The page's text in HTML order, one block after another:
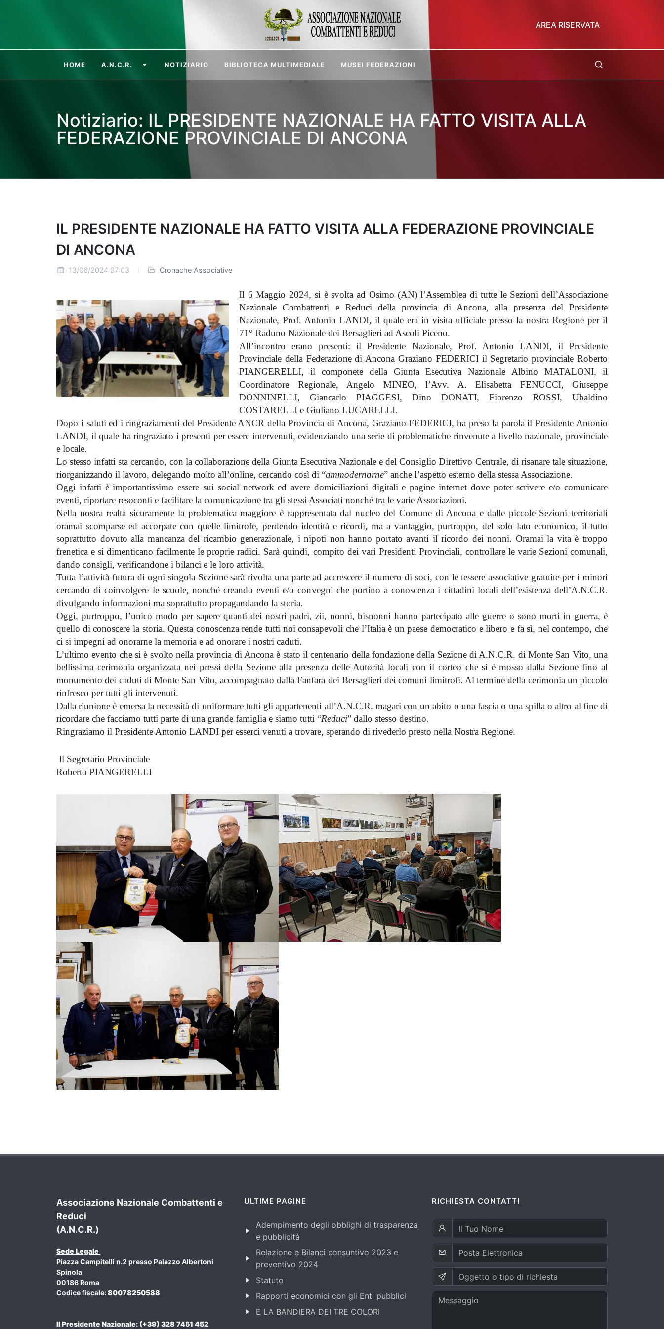
AREA RISERVATA
HOME A.N.C.R. NOTIZIARIO BIBLIOTECA MULTIMEDIALE MUSEI FEDERAZIONI
Notiziario: IL PRESIDENTE NAZIONALE HA FATTO VISITA ALLA
FEDERAZIONE PROVINCIALE DI ANCONA
IL PRESIDENTE NAZIONALE HA FATTO VISITA ALLA FEDERAZIONE PROVINCIALE
DI ANCONA
13/06/2024 07:03 Cronache Associative
Il 6 Maggio 2024, si è svolta ad Osimo (AN) l’Assemblea di tutte le Sezioni dell’Associazione
Nazionale Combattenti e Reduci della provincia di Ancona, alla presenza del Presidente
Nazionale, Prof. Antonio LANDI, il quale era in visita ufficiale presso la nostra Regione per il
71° Raduno Nazionale dei Bersaglieri ad Ascoli Piceno.
All’incontro erano presenti: il Presidente Nazionale, Prof. Antonio LANDI, il Presidente
Provinciale della Federazione di Ancona Graziano FEDERICI il Segretario provinciale Roberto
PIANGERELLI, il componete della Giunta Esecutiva Nazionale Albino MATALONI, il
Coordinatore Regionale, Angelo MINEO, l’Avv. A. Elisabetta FENUCCI, Giuseppe
DONNINELLI, Giancarlo PIAGGESI, Dino DONATI, Fiorenzo ROSSI, Ubaldino
COSTARELLI e Giuliano LUCARELLI.
Dopo i saluti ed i ringraziamenti del Presidente ANCR della Provincia di Ancona, Graziano FEDERICI, ha preso la parola il Presidente Antonio
LANDI, il quale ha ringraziato i presenti per essere intervenuti, evidenziando una serie di problematiche rinvenute a livello nazionale, provinciale
e locale.
Lo stesso infatti sta cercando, con la collaborazione della Giunta Esecutiva Nazionale e del Consiglio Direttivo Centrale, di risanare tale situazione,
riorganizzando il lavoro, delegando molto all’online, cercando così di “ammodernarne” anche l’aspetto esterno della stessa Associazione.
Oggi infatti è importantissimo essere sui social network ed avere domiciliazioni digitali e pagine internet dove poter scrivere e/o comunicare
eventi, riportare resoconti e facilitare la comunicazione tra gli stessi Associati nonché tra le varie Associazioni.
Nella nostra realtà sicuramente la problematica maggiore è rappresentata dal nucleo del Comune di Ancona e dalle piccole Sezioni territoriali
oramai scomparse ed accorpate con quelle limitrofe, perdendo identità e ricordi, ma a vantaggio, purtroppo, del solo lato economico, il tutto
soprattutto dovuto alla mancanza del ricambio generazionale, i nipoti non hanno portato avanti il ricordo dei nonni. Oramai la vita è troppo
frenetica e si dimenticano facilmente le proprie radici. Sarà quindi, compito dei vari Presidenti Provinciali, controllare le varie Sezioni comunali,
dando consigli, verificandone i bilanci e le loro attività.
Tutta l’attività futura di ogni singola Sezione sarà rivolta una parte ad accrescere il numero di soci, con le tessere associative gratuite per i minori
cercando di coinvolgere le scuole, nonché creando eventi e/o convegni che portino a conoscenza i cittadini locali dell’esistenza dell’A.N.C.R.
divulgando informazioni ma soprattutto propagandando la storia.
Oggi, purtroppo, l’unico modo per sapere quanti dei nostri padri, zii, nonni, bisnonni hanno partecipato alle guerre o sono morti in guerra, è
quello di conoscere la storia. Questa conoscenza rende tutti noi consapevoli che l’Italia è un paese democratico e libero e fa sì, nel contempo, che
ci si impegni ad onorarne la memoria e ad onorare i nostri caduti.
L’ultimo evento che si è svolto nella provincia di Ancona è stato il centenario della fondazione della Sezione di A.N.C.R. di Monte San Vito, una
bellissima cerimonia organizzata nei pressi della Sezione alla presenza delle Autorità locali con il corteo che si è mosso dalla Sezione fino al
monumento dei caduti di Monte San Vito, accompagnato dalla Fanfara dei Bersaglieri dei comuni limitrofi. Al termine della cerimonia un piccolo
rinfresco per tutti gli intervenuti.
Dalla riunione è emersa la necessità di uniformare tutti gli appartenenti all’A.N.C.R. magari con un abito o una fascia o una spilla o altro al fine di
ricordare che facciamo tutti parte di una grande famiglia e siamo tutti “Reduci” dallo stesso destino.
Ringraziamo il Presidente Antonio LANDI per esserci venuti a trovare, sperando di rivederlo presto nella Nostra Regione.
Il Segretario Provinciale
Roberto PIANGERELLI
Associazione Nazionale Combattenti e
Reduci
(A.N.C.R.)
Sede Legale
Piazza Campitelli n.2 presso Palazzo Albertoni
Spinola
00186 Roma
Codice fiscale:80078250588
Il Presidente Nazionale: (+39) 328 7451 452
ULTIME PAGINE
Adempimento degli obblighi di trasparenza
e pubblicità
Relazione e Bilanci consuntivo 2023 e
preventivo 2024
Statuto
Rapporti economici con gli Enti pubblici
E LA BANDIERA DEI TRE COLORI
RICHIESTA CONTATTI